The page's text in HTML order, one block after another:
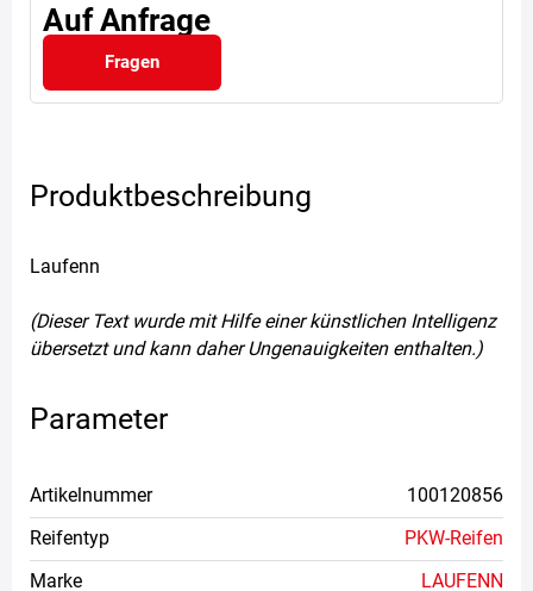
Auf Anfrage
Fragen
Produktbeschreibung
Laufenn
(Dieser Text wurde mit Hilfe einer künstlichen Intelligenz
übersetzt und kann daher Ungenauigkeiten enthalten.)
Parameter
Artikelnummer
100120856
Reifentyp
PKW-Reifen
Marke
LAUFENN